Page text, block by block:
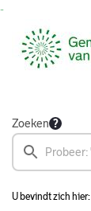
Zoeken
U bevindt zich hier: